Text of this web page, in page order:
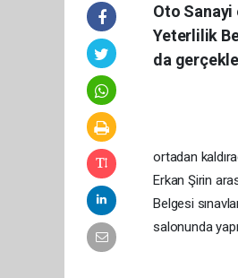
Oto Sanayi
Yeterlilik
da
ortadan
Erkan Şirin
Belgesi
salonunda